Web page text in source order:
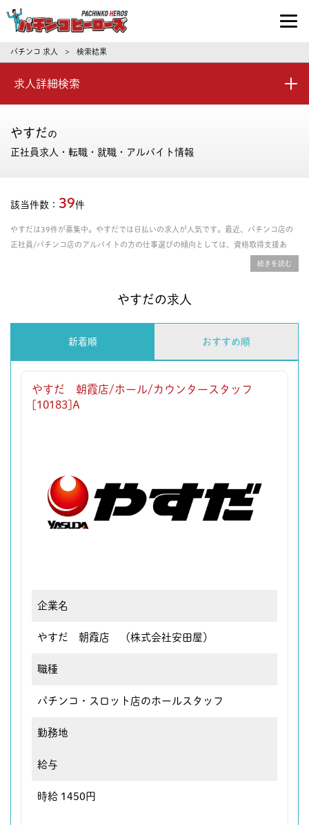
パチンコ求人・転職ならパチンコヒーロ
パチンコ 求人 > 検索結果
求人詳細検索
やすだ の
正社員求人・転職・就職・アルバイト情報
該当件数： 39件
やすだは39件が募集中。やすだでは日払いの求人が人気です。最近、パチンコ店の
正社員/パチンコ店のアルバイトの方の仕事選びの傾向としては、資格取得支援あ
り、年間休日の多さ、残業時間の少なさを重視される方が多いです。給料や年収、勤
やすだの求人
新着順 おすすめ順
やすだ 朝霞店/ホール/カウンタースタッフ
[10183]A
企業名
やすだ 朝霞店 （株式会社安田屋）
職種
パチンコ・スロット店のホールスタッフ
勤務地
給与
時給 1450円